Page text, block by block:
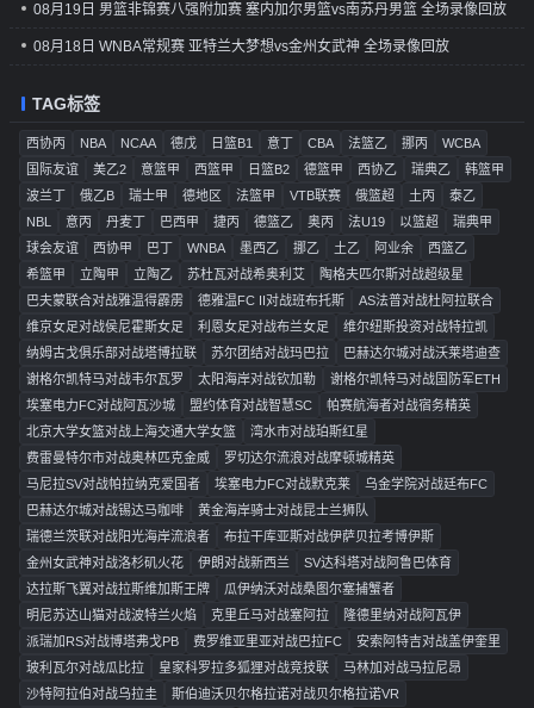
08月19日 男篮非锦赛八强附加赛 塞内加尔男篮vs南苏丹男篮 全场录像回放
08月18日 WNBA常规赛 亚特兰大梦想vs金州女武神 全场录像回放
TAG标签
西协丙 NBA NCAA 德戊 日篮B1 意丁 CBA 法篮乙 挪丙
WCBA
国际友谊
美乙2 意篮甲 西篮甲 日篮B2 德篮甲 西协乙 瑞典乙
韩篮甲
波兰丁
俄乙B 瑞士甲 德地区 法篮甲 VTB联赛 俄篮超 土丙
泰乙
NBL
意丙 丹麦丁 巴西甲 捷丙 德篮乙 奥丙 法U19 以篮超
瑞典甲
球会友谊
西协甲 巴丁 WNBA 墨西乙 挪乙 土乙 阿业余
西篮乙
希篮甲
立陶甲 立陶乙 苏杜瓦对战希奥利艾
陶格夫匹尔斯对战超级星
巴夫蒙联合对战雅温得霹雳
德雅温FC II对战班布托斯
AS法普对战杜阿拉联合
维京女足对战侯尼霍斯女足
利恩女足对战布兰女足
维尔纽斯投资对战特拉凯
纳姆古戈俱乐部对战塔博拉联
苏尔团结对战玛巴拉
巴赫达尔城对战沃莱塔迪查
谢格尔凯特马对战韦尔瓦罗
太阳海岸对战钦加勒
谢格尔凯特马对战国防军ETH
埃塞电力FC对战阿瓦沙城
盟约体育对战智慧SC
帕赛航海者对战宿务精英
北京大学女篮对战上海交通大学女篮
湾水市对战珀斯红星
费雷曼特尔市对战奥林匹克金威
罗切达尔流浪对战摩顿城精英
马尼拉SV对战帕拉纳克爱国者
埃塞电力FC对战默克莱
乌金学院对战廷布FC
巴赫达尔城对战锡达马咖啡
黄金海岸骑士对战昆士兰狮队
瑞德兰茨联对战阳光海岸流浪者
布拉干库亚斯对战伊萨贝拉考博伊斯
金州女武神对战洛杉矶火花
伊朗对战新西兰
SV达科塔对战阿鲁巴体育
达拉斯飞翼对战拉斯维加斯王牌
瓜伊纳沃对战桑图尔塞捕蟹者
明尼苏达山猫对战波特兰火焰
克里丘马对战塞阿拉
隆德里纳对战阿瓦伊
派瑞加RS对战博塔弗戈PB
费罗维亚里亚对战巴拉FC
安索阿特吉对战盖伊奎里
玻利瓦尔对战瓜比拉
皇家科罗拉多狐狸对战竞技联
马林加对战马拉尼昂
沙特阿拉伯对战乌拉圭
斯伯迪沃贝尔格拉诺对战贝尔格拉诺VR